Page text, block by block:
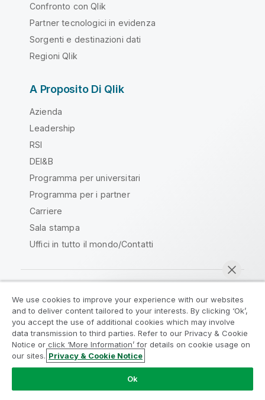
Confronto con Qlik
Partner tecnologici in evidenza
Sorgenti e destinazioni dati
Regioni Qlik
A Proposito Di Qlik
Azienda
Leadership
RSI
DEI&B
Programma per universitari
Programma per i partner
Carriere
Sala stampa
Uffici in tutto il mondo/Contatti
Qlik Community
Contratti
Termini del prodotto
Legal Policies
Note Legali
Termini di utilizzo
Marchi
Do Not Share My Info
Copyright © 1993-2026 QlikTech International AB. Tutti i
We use cookies to improve your experience with our websites
and to deliver content tailored to your interests. By clicking ‘Ok’,
you accept the use of additional cookies which may involve
data transmission to third parties. Refer to our Privacy & Cookie
Notice or click ‘More Information’ for details on cookie usage on
our sites. Privacy & Cookie Notice
Ok